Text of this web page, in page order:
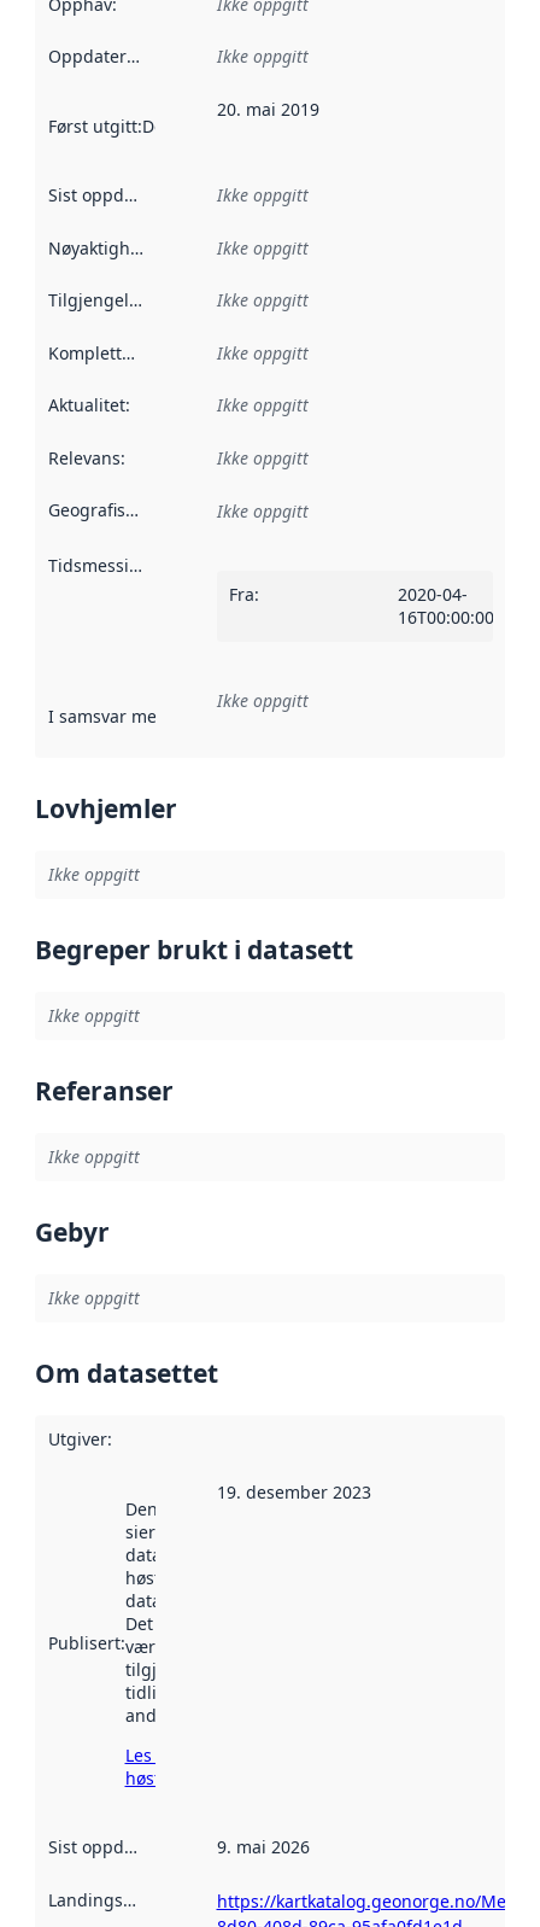
Oppdateringsfrekvens :
Ikke oppgitt
Først utgitt:Denne datoen sier når dataene i dette
20. mai 2019
Sist oppdatert Ikke oppgitt
Nøyaktighet Ikke oppgitt
Tilgjengelighet Ikke oppgitt
Kompletthet Ikke oppgitt
Aktualitet: Ikke oppgitt
Relevans: Ikke oppgitt
Geografisk avgrensning :
Ikke oppgitt
Tidsmessig avgrensning
Fra:
2020-04-
16T00:00:00Z
I samsvar med Referanse til en implementasjonsregel
Ikke oppgitt
Lovhjemler
Ikke oppgitt
Begreper brukt i datasett
Ikke oppgitt
Referanser
Ikke oppgitt
Gebyr
Ikke oppgitt
Om datasettet
Utgiver:
Publisert:
Denne datoen
sier når
datasettet ble
høstet av
data.norge.no.
Det kan ha
vært
tilgjengelig
tidligere
andre steder.
Les mer om
høsting her
19. desember 2023
Sist oppdatert 9. mai 2026
Landingsside
https://kartkatalog.geonorge.no/